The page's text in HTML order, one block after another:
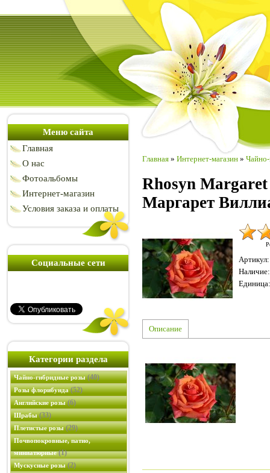
Меню сайта
Главная
О нас
Фотоальбомы
Интернет-магазин
Условия заказа и оплаты
Социальные сети
Категории раздела
Чайно-гибридные розы(40)
Розы флорибунда(52)
Английские розы(6)
Шрабы(33)
Плетистые розы(29)
Почвопокровные, патио,
миниатюрные(1)
Мускусные розы(2)
Главная » Интернет-магазин »
Rhosyn
Маргарет
Артикул:
Наличие:
Единица:
Описание